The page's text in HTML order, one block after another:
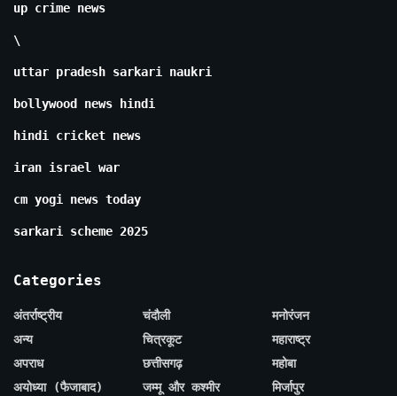
up crime news
\
uttar pradesh sarkari naukri
bollywood news hindi
hindi cricket news
iran israel war
cm yogi news today
sarkari scheme 2025
Categories
अंतर्राष्ट्रीय
अन्य
अपराध
अयोध्या (फैजाबाद)
चंदौली
चित्रकूट
छत्तीसगढ़
जम्मू और कश्मीर
मनोरंजन
महाराष्ट्र
महोबा
मिर्जापुर